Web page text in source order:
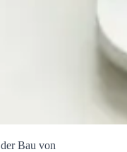
Bau von